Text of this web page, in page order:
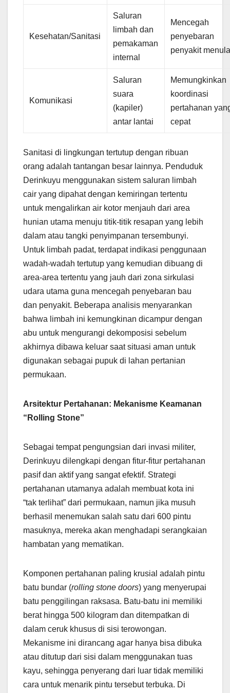
Kesehatan/Sanitasi
Saluran
limbah dan
pemakaman
internal
Mencegah
penyebaran
penyakit
Komunikasi
Saluran
suara
(kapiler)
antar lantai
Memungkinkan
koordinasi
pertahanan
cepat
Sanitasi di lingkungan tertutup dengan ribuan
orang adalah tantangan besar lainnya. Penduduk
Derinkuyu menggunakan sistem saluran limbah
cair yang dipahat dengan kemiringan tertentu
untuk mengalirkan air kotor menjauh dari area
hunian utama menuju titik-titik resapan yang lebih
dalam atau tangki penyimpanan tersembunyi.
Untuk limbah padat, terdapat indikasi penggunaan
wadah-wadah tertutup yang kemudian dibuang di
area-area tertentu yang jauh dari zona sirkulasi
udara utama guna mencegah penyebaran bau
dan penyakit. Beberapa analisis menyarankan
bahwa limbah ini kemungkinan dicampur dengan
abu untuk mengurangi dekomposisi sebelum
akhirnya dibawa keluar saat situasi aman untuk
digunakan sebagai pupuk di lahan pertanian
permukaan.
Arsitektur Pertahanan: Mekanisme Keamanan
“Rolling Stone”
Sebagai tempat pengungsian dari invasi militer,
Derinkuyu dilengkapi dengan fitur-fitur pertahanan
pasif dan aktif yang sangat efektif. Strategi
pertahanan utamanya adalah membuat kota ini
“tak terlihat” dari permukaan, namun jika musuh
berhasil menemukan salah satu dari 600 pintu
masuknya, mereka akan menghadapi serangkaian
hambatan yang mematikan.
Komponen pertahanan paling krusial adalah pintu
batu bundar (rolling stone doors) yang menyerupai
batu penggilingan raksasa. Batu-batu ini memiliki
berat hingga 500 kilogram dan ditempatkan di
dalam ceruk khusus di sisi terowongan.
Mekanisme ini dirancang agar hanya bisa dibuka
atau ditutup dari sisi dalam menggunakan tuas
kayu, sehingga penyerang dari luar tidak memiliki
cara untuk menarik pintu tersebut terbuka. Di